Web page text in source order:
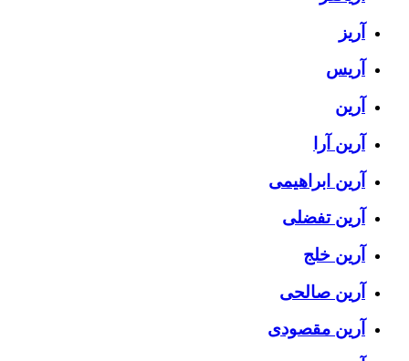
آریز
آریس
آرین
آرین آرا
آرین ابراهیمی
آرین تفضلی
آرین خلج
آرین صالحی
آرین مقصودی